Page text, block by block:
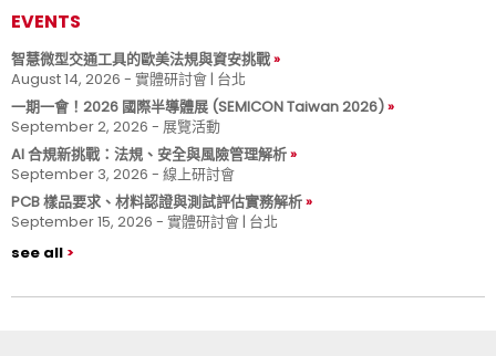
EVENTS
智慧微型交通工具的歐美法規與資安挑戰
August 14, 2026 - 實體研討會 | 台北
一期一會！2026 國際半導體展 (SEMICON Taiwan 2026)
September 2, 2026 - 展覽活動
AI 合規新挑戰：法規、安全與風險管理解析
September 3, 2026 - 線上研討會
PCB 樣品要求、材料認證與測試評估實務解析
September 15, 2026 - 實體研討會 | 台北
see all